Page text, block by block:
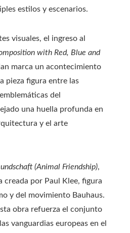
estilos y escenarios.
visuales, el ingreso al
with Red, Blue and
marca un acontecimiento
pieza figura entre las
del
una huella profunda en
y el arte
(Animal Friendship),
creada por Paul Klee, figura
y del movimiento Bauhaus.
obra refuerza el conjunto
vanguardias europeas en el